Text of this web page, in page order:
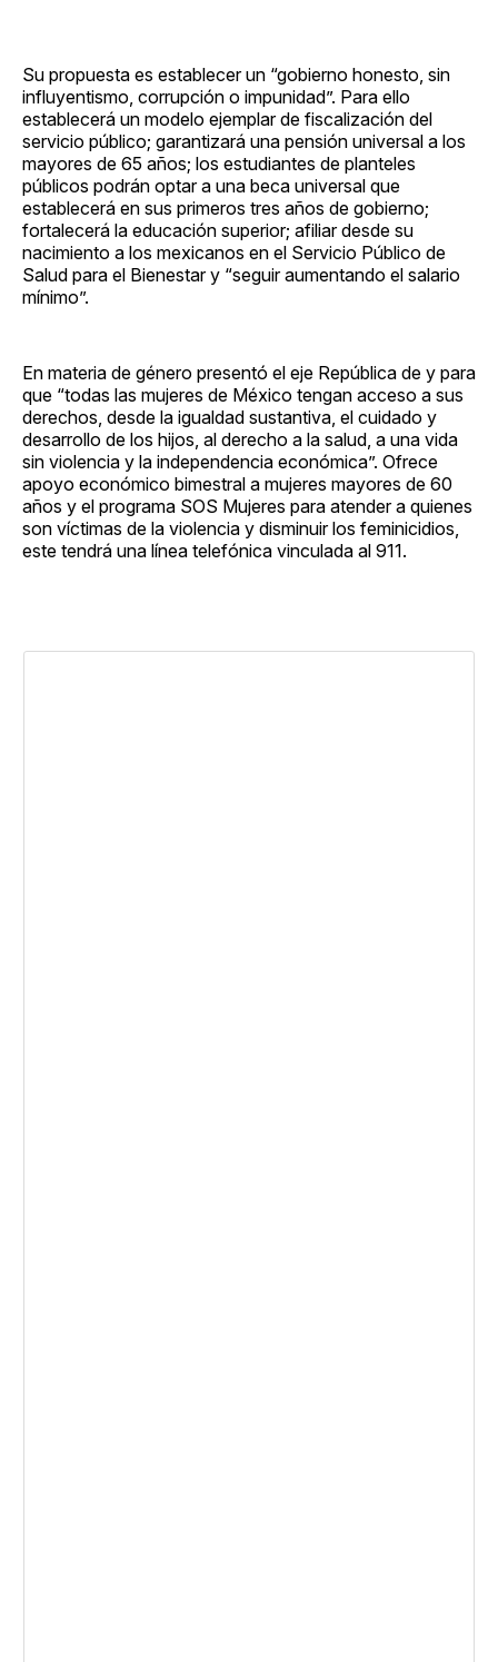
Su propuesta es establecer un “gobierno honesto, sin
influyentismo, corrupción o impunidad”. Para ello
establecerá un modelo ejemplar de fiscalización del
servicio público; garantizará una pensión universal a los
mayores de 65 años; los estudiantes de planteles
públicos podrán optar a una beca universal que
establecerá en sus primeros tres años de gobierno;
fortalecerá la educación superior; afiliar desde su
nacimiento a los mexicanos en el Servicio Público de
Salud para el Bienestar y “seguir aumentando el salario
mínimo”.
En materia de género presentó el eje República de y para
que “todas las mujeres de México tengan acceso a sus
derechos, desde la igualdad sustantiva, el cuidado y
desarrollo de los hijos, al derecho a la salud, a una vida
sin violencia y la independencia económica”. Ofrece
apoyo económico bimestral a mujeres mayores de 60
años y el programa SOS Mujeres para atender a quienes
son víctimas de la violencia y disminuir los feminicidios,
este tendrá una línea telefónica vinculada al 911.